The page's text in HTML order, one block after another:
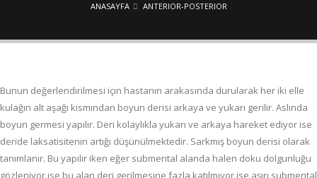
ANASAYFA ANTERIOR-POSTERIOR
Bunun değerlendirilmesi için hastanın arakasında durularak her iki elle
kulağın alt aşağı kısmından boyun derisi arkaya ve yukarı gerilir. Aslında
boyun germesi yapılır. Deri kolaylıkla yukarı ve arkaya hareket ediyor ise
deride laksatisitenin artığı düşünülmektedir. Sarkmış boyun derisi olarak
tanımlanır. Bu yapılır iken eğer submental alanda halen doku dolgunluğu
gözleniyor ise bu alan deri gerilmesine fazla katılmıyor ise aşırı submental